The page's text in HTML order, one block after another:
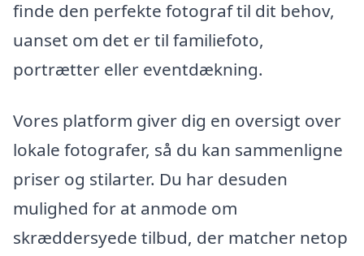
finde den perfekte fotograf til dit behov,
uanset om det er til familiefoto,
portrætter eller eventdækning.
Vores platform giver dig en oversigt over
lokale fotografer, så du kan sammenligne
priser og stilarter. Du har desuden
mulighed for at anmode om
skræddersyede tilbud, der matcher netop